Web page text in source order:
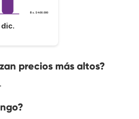
Bs.S400.000
dic.
precios más altos?